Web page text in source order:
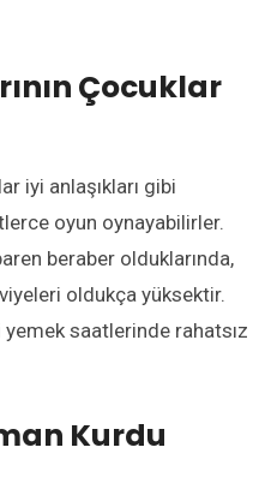
Çocuklar
iyi anlaşıkları gibi
oyun oynayabilirler.
beraber olduklarında,
oldukça yüksektir.
saatlerinde rahatsız
Kurdu